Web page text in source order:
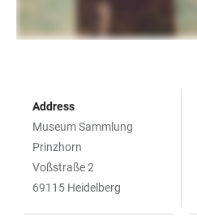
Address
Museum Sammlung
Prinzhorn
Voßstraße 2
69115 Heidelberg